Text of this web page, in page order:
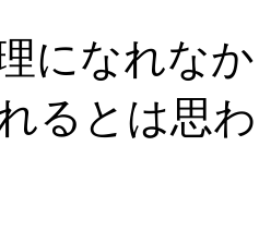
になれな
るとは思